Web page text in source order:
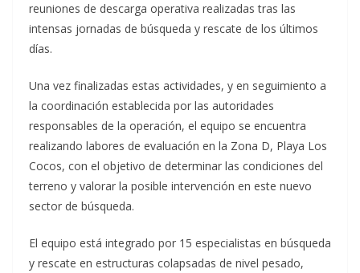
reuniones de descarga operativa realizadas tras las
intensas jornadas de búsqueda y rescate de los últimos
días.
Una vez finalizadas estas actividades, y en seguimiento a
la coordinación establecida por las autoridades
responsables de la operación, el equipo se encuentra
realizando labores de evaluación en la Zona D, Playa Los
Cocos, con el objetivo de determinar las condiciones del
terreno y valorar la posible intervención en este nuevo
sector de búsqueda.
El equipo está integrado por 15 especialistas en búsqueda
y rescate en estructuras colapsadas de nivel pesado,